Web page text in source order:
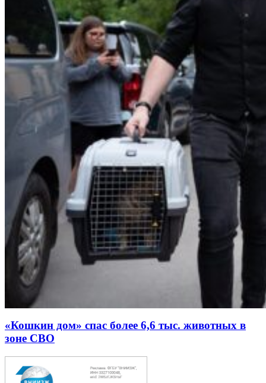
«Кошкин дом» спас более 6,6 тыс. животных в
зоне СВО